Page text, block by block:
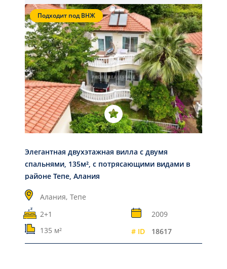
Подходит под ВНЖ
Элегантная двухэтажная вилла с двумя
спальнями, 135м², с потрясающими видами в
районе Тепе, Алания
Алания, Тепе
2+1
2009
135 м²
# ID 18617